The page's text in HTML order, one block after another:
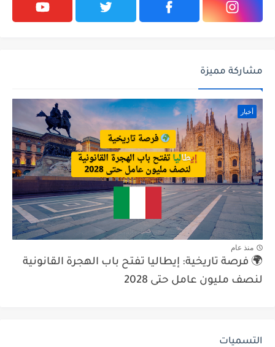
مشاركة مميزة
أخبار
منذ عام
🌍 فرصة تاريخية: إيطاليا تفتح باب الهجرة القانونية
لنصف مليون عامل حتى 2028
التسميات